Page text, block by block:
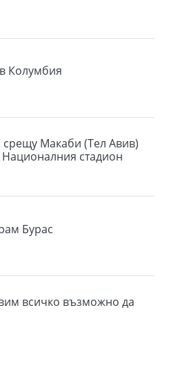
Колумбия
Макаби (Тел Авив)
стадион
Бурас
всичко възможно да